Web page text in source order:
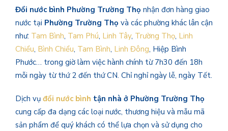
Đổi nước bình Phường Trường Thọ nhận đơn hàng giao
nước tại Phường Trường Thọ và các phường khác lân cận
như: Tam Bình, Tam Phú, Linh Tây, Trường Thọ, Linh
Chiểu, Bình Chiểu, Tam Bình, Linh Đông, Hiệp Bình
Phước… trong giờ làm việc hành chính từ 7h30 đến 18h
mỗi ngày từ thứ 2 đến thứ CN. Chỉ nghỉ ngày lễ, ngày Tết.
Dịch vụ đổi nước bình tận nhà ở Phường Trường Thọ
cung cấp đa dạng các loại nước, thương hiệu và mẫu mã
sản phẩm để quý khách có thể lựa chọn và sử dụng cho